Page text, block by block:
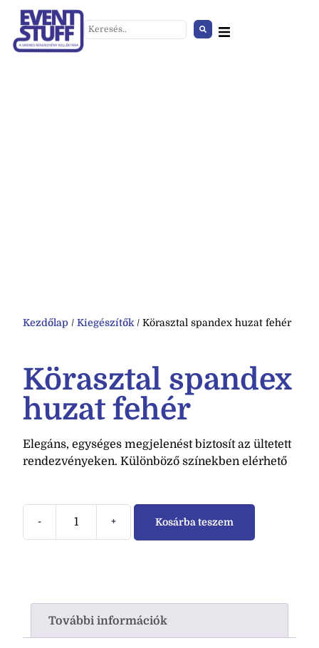
Kezdőlap / Kiegészítők / Körasztal spandex huzat fehér
Körasztal spandex
huzat fehér
Elegáns, egységes megjelenést biztosít az ültetett
rendezvényeken. Különböző színekben elérhető
- + Kosárba teszem
További információk